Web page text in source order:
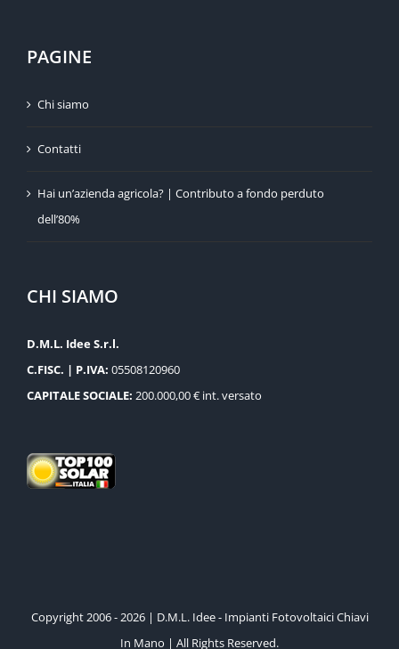
PAGINE
Chi siamo
Contatti
Hai un’azienda agricola? | Contributo a fondo perduto
dell’80%
CHI SIAMO
D.M.L. Idee S.r.l.
C.FISC. | P.IVA: 05508120960
CAPITALE SOCIALE: 200.000,00 € int. versato
Copyright 2006 - 2026 | D.M.L. Idee - Impianti Fotovoltaici Chiavi
In Mano | All Rights Reserved.